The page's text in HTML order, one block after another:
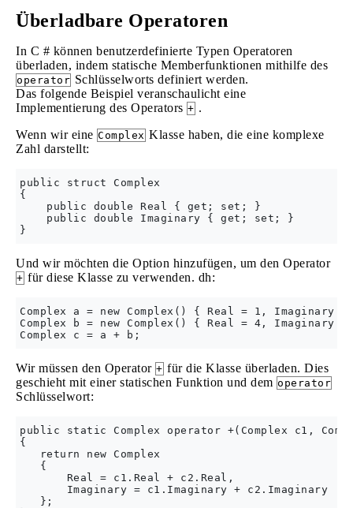
Überladbare Operatoren
In C # können benutzerdefinierte Typen Operatoren
überladen, indem statische Memberfunktionen mithilfe des
operator Schlüsselworts definiert werden.
Das folgende Beispiel veranschaulicht eine
Implementierung des Operators + .
Wenn wir eine Complex Klasse haben, die eine komplexe
Zahl darstellt:
public struct Complex
{
    public double Real { get; set; }
    public double Imaginary { get; set; }
Und wir möchten die Option hinzufügen, um den Operator
+ für diese Klasse zu verwenden. dh:
Complex a = new Complex() { Real = 1, Imaginary
Complex b = new Complex() { Real = 4, Imaginary
Wir müssen den Operator + für die Klasse überladen. Dies
geschieht mit einer statischen Funktion und dem operator
Schlüsselwort:
public static Complex operator +(Complex c1,
{
   return new Complex
   {
       Real = c1.Real + c2.Real,
       Imaginary = c1.Imaginary + c2.Imaginary
   };